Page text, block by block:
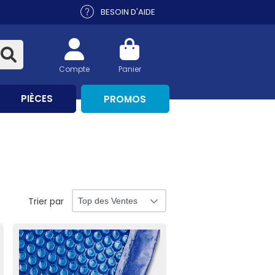
BESOIN D'AIDE
Panier
Compte
PIÈCES PROMOS
Trier par